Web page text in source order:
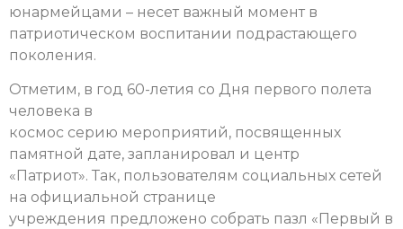
юнармейцами – несет важный момент в
патриотическом воспитании подрастающего
поколения.
Отметим, в год 60-летия со Дня первого полета
человека в
космос серию мероприятий, посвященных
памятной дате, запланировал и центр
«Патриот». Так, пользователям социальных сетей
на официальной странице
учреждения предложено собрать пазл «Первый в